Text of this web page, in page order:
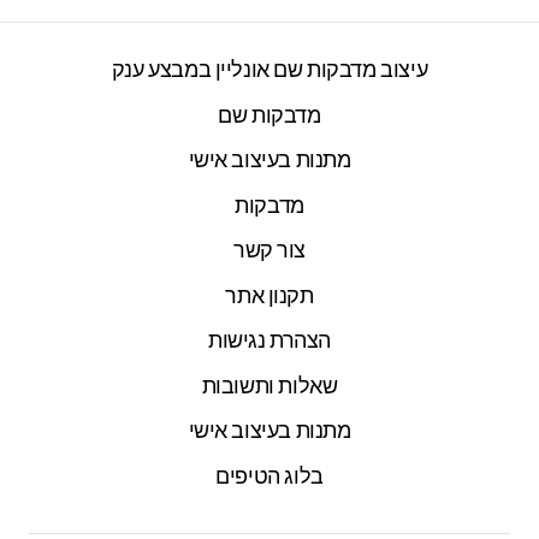
עיצוב מדבקות שם אונליין במבצע ענק
מדבקות שם
מתנות בעיצוב אישי
מדבקות
צור קשר
תקנון אתר
הצהרת נגישות
שאלות ותשובות
מתנות בעיצוב אישי
בלוג הטיפים